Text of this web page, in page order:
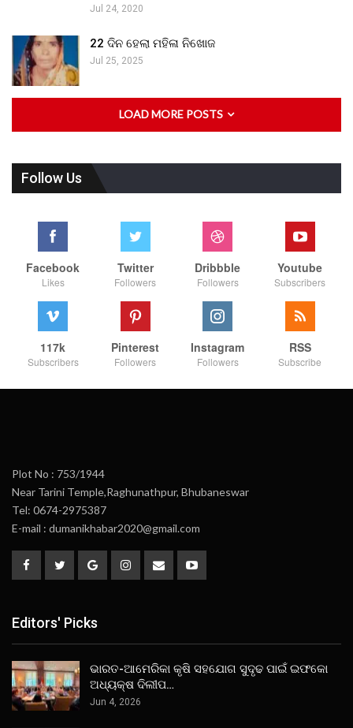
Jul 24, 2020
22 ଦିନ ହେଲା ମହିଳା ନିଖୋଜ
Jul 25, 2025
LOAD MORE POSTS
Follow Us
Facebook
Likes
Twitter
Followers
Dribbble
Followers
Youtube
Subscribers
117k
Subscribers
Pinterest
Followers
Instagram
Followers
RSS
Subscribe
Plot No : 753/1944
Near Tarini Temple,Raghunathpur, Bhubaneswar
Tel: 0674-2975387
E-mail : dumanikhabar2020@gmail.com
Editors' Picks
ଭାରତ-ଆମେରିକା କୃଷି ସହଯୋଗ ସୁଦୃଢ ପାଇଁ ଇଫକୋ
ଅଧ୍ୟକ୍ଷ ଦିଲୀପ…
Jun 4, 2026